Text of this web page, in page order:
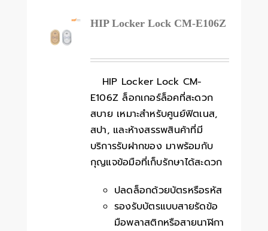
HIP Locker Lock CM-E106Z
HIP Locker Lock CM-
E106Z ล็อกเกอร์ล็อคที่สะดวก
สบาย เหมาะสำหรับศูนย์ฟิตเนส,
สปา, และห้างสรรพสินค้าที่มี
บริการรับฝากของ มาพร้อมกับ
กุญแจข้อมือที่เก็บรักษาได้สะดวก
ปลดล็อกด้วยบัตรหรือรหัส
รองรับบัตรแบบสายรัดข้อ
มือพลาสติกหรือสายนาฬิกา